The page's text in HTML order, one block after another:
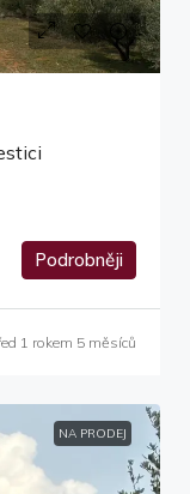
Podrobněji
1 rokem 5 měsíců
NA PRODEJ